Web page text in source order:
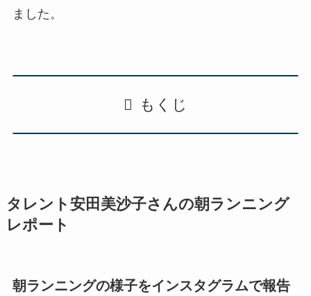
ました。
もくじ
タレント安田美沙子さんの朝ランニング
レポート
朝ランニングの様子をインスタグラムで報告